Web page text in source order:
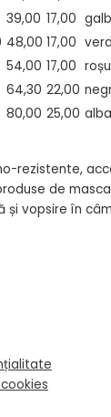
39,00 17,00
48,00 17,00
54,00 17,00 roșu
64,30 22,00
80,00 25,00
rezistente,
de
și vopsire în